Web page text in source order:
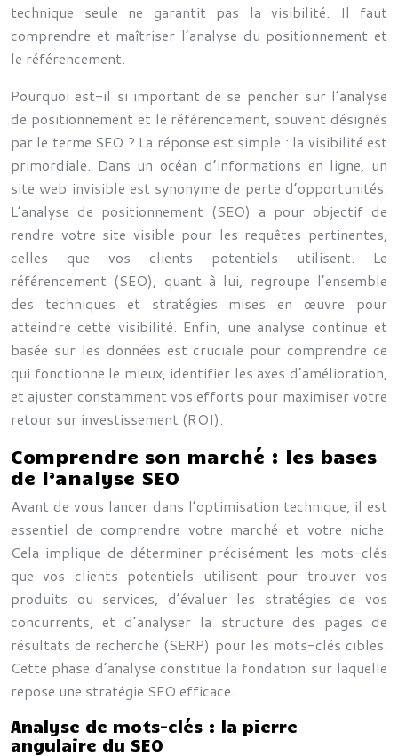
technique seule ne garantit pas la visibilité. Il faut
comprendre et maîtriser l’analyse du positionnement et
le référencement.
Pourquoi est-il si important de se pencher sur l’analyse
de positionnement et le référencement, souvent désignés
par le terme SEO ? La réponse est simple : la visibilité est
primordiale. Dans un océan d’informations en ligne, un
site web invisible est synonyme de perte d’opportunités.
L’analyse de positionnement (SEO) a pour objectif de
rendre votre site visible pour les requêtes pertinentes,
celles que vos clients potentiels utilisent. Le
référencement (SEO), quant à lui, regroupe l’ensemble
des techniques et stratégies mises en œuvre pour
atteindre cette visibilité. Enfin, une analyse continue et
basée sur les données est cruciale pour comprendre ce
qui fonctionne le mieux, identifier les axes d’amélioration,
et ajuster constamment vos efforts pour maximiser votre
retour sur investissement (ROI).
Comprendre son marché : les bases
de l’analyse SEO
Avant de vous lancer dans l’optimisation technique, il est
essentiel de comprendre votre marché et votre niche.
Cela implique de déterminer précisément les mots-clés
que vos clients potentiels utilisent pour trouver vos
produits ou services, d’évaluer les stratégies de vos
concurrents, et d’analyser la structure des pages de
résultats de recherche (SERP) pour les mots-clés cibles.
Cette phase d’analyse constitue la fondation sur laquelle
repose une stratégie SEO efficace.
Analyse de mots-clés : la pierre
angulaire du SEO